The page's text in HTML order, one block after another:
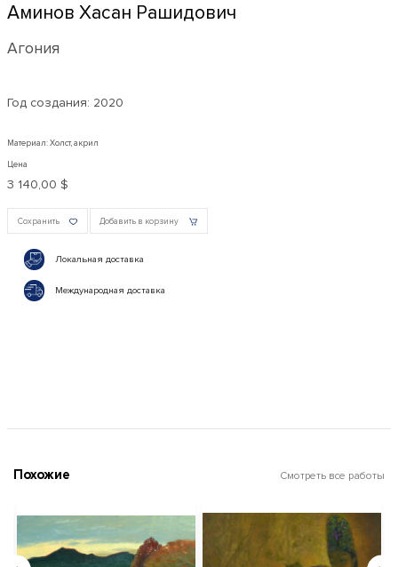
Аминов Хасан Рашидович
Агония
Год создания: 2020
Материал: Холст, акрил
Цена
3 140,00 $
Сохранить Добавить в корзину
Локальная доставка
Международная доставка
Похожие Смотреть все работы